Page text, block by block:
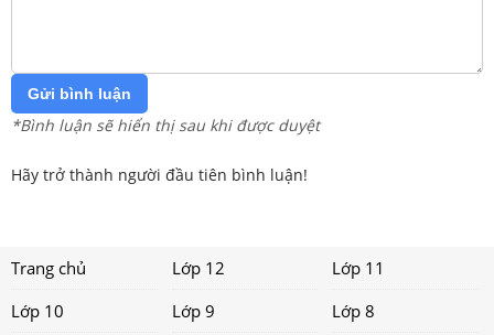
Gửi bình luận
*Bình luận sẽ hiển thị sau khi được duyệt
Hãy trở thành người đầu tiên bình luận!
Trang chủ Lớp 12
Lớp 11
Lớp 10
Lớp 9
Lớp 8